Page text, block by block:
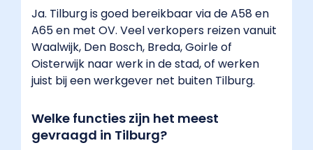
Ja. Tilburg is goed bereikbaar via de A58 en
A65 en met OV. Veel verkopers reizen vanuit
Waalwijk, Den Bosch, Breda, Goirle of
Oisterwijk naar werk in de stad, of werken
juist bij een werkgever net buiten Tilburg.
Welke functies zijn het meest
gevraagd in Tilburg?